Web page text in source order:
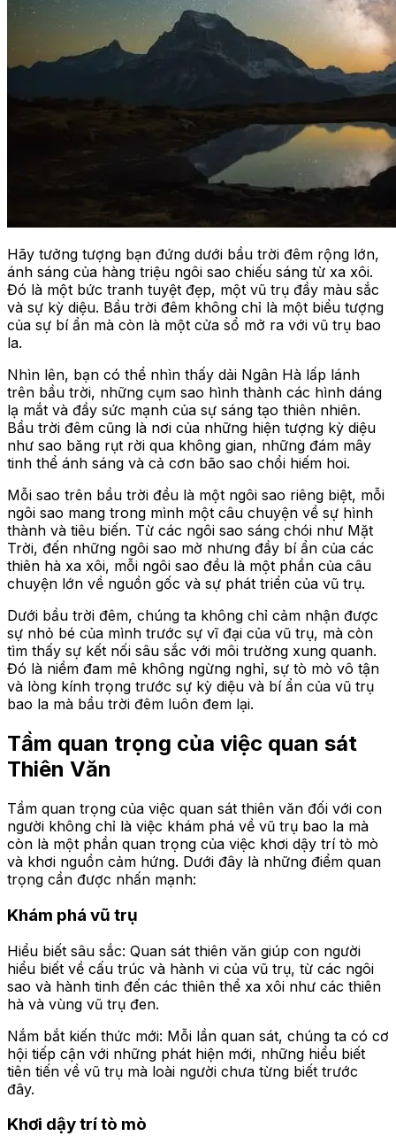
Hãy tưởng tượng bạn đứng dưới bầu trời đêm rộng lớn,
ánh sáng của hàng triệu ngôi sao chiếu sáng từ xa xôi.
Đó là một bức tranh tuyệt đẹp, một vũ trụ đầy màu sắc
và sự kỳ diệu. Bầu trời đêm không chỉ là một biểu tượng
của sự bí ẩn mà còn là một cửa sổ mở ra với vũ trụ bao
la.
Nhìn lên, bạn có thể nhìn thấy dải Ngân Hà lấp lánh
trên bầu trời, những cụm sao hình thành các hình dáng
lạ mắt và đầy sức mạnh của sự sáng tạo thiên nhiên.
Bầu trời đêm cũng là nơi của những hiện tượng kỳ diệu
như sao băng rụt rời qua không gian, những đám mây
tinh thể ánh sáng và cả cơn bão sao chổi hiếm hoi.
Mỗi sao trên bầu trời đều là một ngôi sao riêng biệt, mỗi
ngôi sao mang trong mình một câu chuyện về sự hình
thành và tiêu biến. Từ các ngôi sao sáng chói như Mặt
Trời, đến những ngôi sao mờ nhưng đầy bí ẩn của các
thiên hà xa xôi, mỗi ngôi sao đều là một phần của câu
chuyện lớn về nguồn gốc và sự phát triển của vũ trụ.
Dưới bầu trời đêm, chúng ta không chỉ cảm nhận được
sự nhỏ bé của mình trước sự vĩ đại của vũ trụ, mà còn
tìm thấy sự kết nối sâu sắc với môi trường xung quanh.
Đó là niềm đam mê không ngừng nghỉ, sự tò mò vô tận
và lòng kính trọng trước sự kỳ diệu và bí ẩn của vũ trụ
bao la mà bầu trời đêm luôn đem lại.
Tầm quan trọng của việc quan sát
Thiên Văn
Tầm quan trọng của việc quan sát thiên văn đối với con
người không chỉ là việc khám phá về vũ trụ bao la mà
còn là một phần quan trọng của việc khơi dậy trí tò mò
và khơi nguồn cảm hứng. Dưới đây là những điểm quan
trọng cần được nhấn mạnh:
Khám phá vũ trụ
Hiểu biết sâu sắc: Quan sát thiên văn giúp con người
hiểu biết về cấu trúc và hành vi của vũ trụ, từ các ngôi
sao và hành tinh đến các thiên thể xa xôi như các thiên
hà và vùng vũ trụ đen.
Nắm bắt kiến thức mới: Mỗi lần quan sát, chúng ta có cơ
hội tiếp cận với những phát hiện mới, những hiểu biết
tiên tiến về vũ trụ mà loài người chưa từng biết trước
đây.
Khơi dậy trí tò mò